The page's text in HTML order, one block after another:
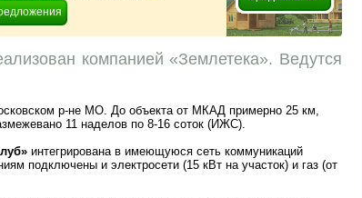
компанией «Землетека». Ведутся
р-не МО. До объекта от МКАД примерно 25 км,
11 наделов по 8-16 соток (ИЖС).
интегрирована в имеющуюся сеть коммуникаций
подключены и электросети (15 кВт на участок) и газ (от